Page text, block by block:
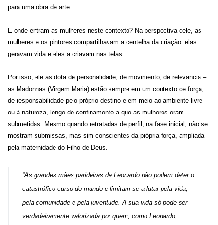
para uma obra de arte.
E onde entram as mulheres neste contexto? Na perspectiva dele, as
mulheres e os pintores compartilhavam a centelha da criação: elas
geravam vida e eles a criavam nas telas.
Por isso, ele as dota de personalidade, de movimento, de relevância –
as Madonnas (Virgem Maria) estão sempre em um contexto de força,
de responsabilidade pelo próprio destino e em meio ao ambiente livre
ou à natureza, longe do confinamento a que as mulheres eram
submetidas. Mesmo quando retratadas de perfil, na fase inicial, não se
mostram submissas, mas sim conscientes da própria força, ampliada
pela maternidade do Filho de Deus.
“As grandes mães parideiras de Leonardo não podem deter o
catastrófico curso do mundo e limitam-se a lutar pela vida,
pela comunidade e pela juventude. A sua vida só pode ser
verdadeiramente valorizada por quem, como Leonardo,